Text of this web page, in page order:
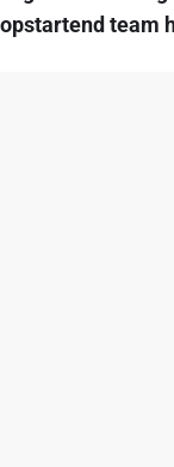
team